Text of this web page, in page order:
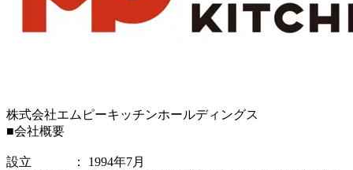
株式会社エムピーキッチンホールディングス
■会社概要
設立 ： 1994年7月